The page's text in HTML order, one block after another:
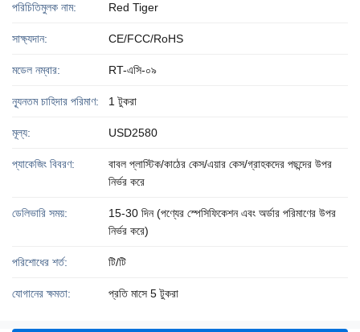
পরিচিতিমুলক নাম: Red Tiger
সাক্ষ্যদান: CE/FCC/RoHS
মডেল নম্বার: RT-এসি-০৯
ন্যূনতম চাহিদার পরিমাণ: 1 টুকরা
মূল্য: USD2580
প্যাকেজিং বিবরণ:
বাবল প্লাস্টিক/কাঠের কেস/এয়ার কেস/গ্রাহকদের পছন্দের উপর
নির্ভর করে
ডেলিভারি সময়:
15-30 দিন (পণ্যের স্পেসিফিকেশন এবং অর্ডার পরিমাণের উপর
নির্ভর করে)
পরিশোধের শর্ত: টি/টি
যোগানের ক্ষমতা: প্রতি মাসে 5 টুকরা